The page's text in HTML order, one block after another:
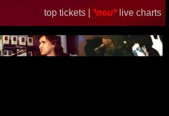
top tickets | *neu* live charts